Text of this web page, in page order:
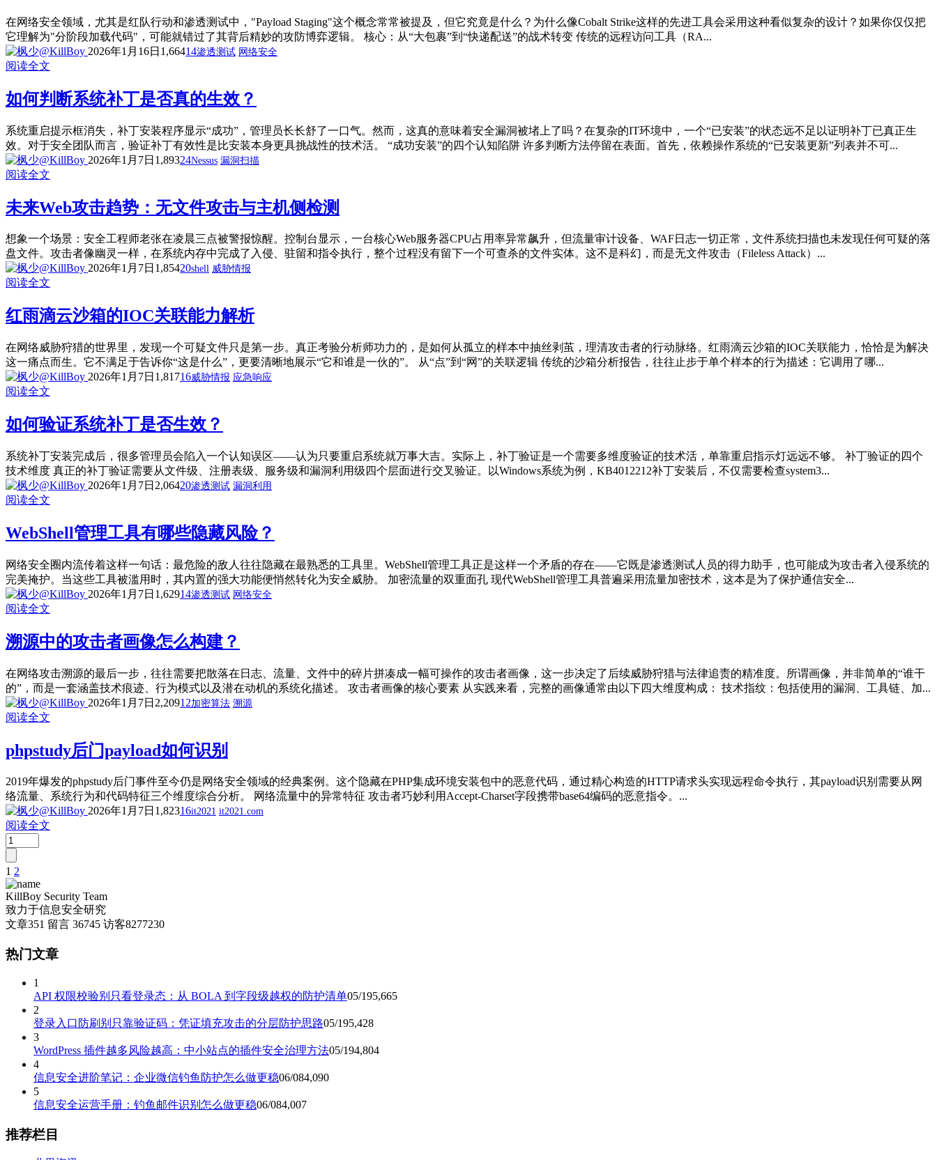
在网络安全领域，尤其是红队行动和渗透测试中，"Payload Staging"这个概念常常被提及，但它究竟是什么？为什么像Cobalt Strike这样的先进工具会采用这种看似复杂的设计？如果你仅仅把
它理解为"分阶段加载代码"，可能就错过了其背后精妙的攻防博弈逻辑。 核心：从“大包裹”到“快递配送”的战术转变 传统的远程访问工具（RA...
2026年1月16日 1,66414渗透测试 网络安全
阅读全文
如何判断系统补丁是否真的生效？
系统重启提示框消失，补丁安装程序显示“成功”，管理员长长舒了一口气。然而，这真的意味着安全漏洞被堵上了吗？在复杂的IT环境中，一个“已安装”的状态远不足以证明补丁已真正生
效。对于安全团队而言，验证补丁有效性是比安装本身更具挑战性的技术活。 “成功安装”的四个认知陷阱 许多判断方法停留在表面。首先，依赖操作系统的“已安装更新”列表并不可...
2026年1月7日 1,89324Nessus 漏洞扫描
阅读全文
未来Web攻击趋势：无文件攻击与主机侧检测
想象一个场景：安全工程师老张在凌晨三点被警报惊醒。控制台显示，一台核心Web服务器CPU占用率异常飙升，但流量审计设备、WAF日志一切正常，文件系统扫描也未发现任何可疑的落
盘文件。攻击者像幽灵一样，在系统内存中完成了入侵、驻留和指令执行，整个过程没有留下一个可查杀的文件实体。这不是科幻，而是无文件攻击（Fileless Attack）...
2026年1月7日 1,85420shell 威胁情报
阅读全文
红雨滴云沙箱的IOC关联能力解析
在网络威胁狩猎的世界里，发现一个可疑文件只是第一步。真正考验分析师功力的，是如何从孤立的样本中抽丝剥茧，理清攻击者的行动脉络。红雨滴云沙箱的IOC关联能力，恰恰是为解决
这一痛点而生。它不满足于告诉你“这是什么”，更要清晰地展示“它和谁是一伙的”。 从“点”到“网”的关联逻辑 传统的沙箱分析报告，往往止步于单个样本的行为描述：它调用了哪...
2026年1月7日 1,81716威胁情报 应急响应
阅读全文
如何验证系统补丁是否生效？
系统补丁安装完成后，很多管理员会陷入一个认知误区——认为只要重启系统就万事大吉。实际上，补丁验证是一个需要多维度验证的技术活，单靠重启指示灯远远不够。 补丁验证的四个
技术维度 真正的补丁验证需要从文件级、注册表级、服务级和漏洞利用级四个层面进行交叉验证。以Windows系统为例，KB4012212补丁安装后，不仅需要检查system3...
2026年1月7日 2,06420渗透测试 漏洞利用
阅读全文
WebShell管理工具有哪些隐藏风险？
网络安全圈内流传着这样一句话：最危险的敌人往往隐藏在最熟悉的工具里。WebShell管理工具正是这样一个矛盾的存在——它既是渗透测试人员的得力助手，也可能成为攻击者入侵系统的
完美掩护。当这些工具被滥用时，其内置的强大功能便悄然转化为安全威胁。 加密流量的双重面孔 现代WebShell管理工具普遍采用流量加密技术，这本是为了保护通信安全...
2026年1月7日 1,62914渗透测试 网络安全
阅读全文
溯源中的攻击者画像怎么构建？
在网络攻击溯源的最后一步，往往需要把散落在日志、流量、文件中的碎片拼凑成一幅可操作的攻击者画像，这一步决定了后续威胁狩猎与法律追责的精准度。所谓画像，并非简单的“谁干
的”，而是一套涵盖技术痕迹、行为模式以及潜在动机的系统化描述。 攻击者画像的核心要素 从实践来看，完整的画像通常由以下四大维度构成： 技术指纹：包括使用的漏洞、工具链、加...
2026年1月7日 2,20912加密算法 溯源
阅读全文
phpstudy后门payload如何识别
2019年爆发的phpstudy后门事件至今仍是网络安全领域的经典案例。这个隐藏在PHP集成环境安装包中的恶意代码，通过精心构造的HTTP请求头实现远程命令执行，其payload识别需要从网
络流量、系统行为和代码特征三个维度综合分析。 网络流量中的异常特征 攻击者巧妙利用Accept-Charset字段携带base64编码的恶意指令。...
2026年1月7日 1,82316it2021 it2021.com
阅读全文
文
章
分
页
1 2
KillBoy Security Team
致力于信息安全研究
文章351 留言 36745 访客8277230
热门文章
1
API 权限校验别只看登录态：从 BOLA 到字段级越权的防护清单05/195,665
2
登录入口防刷别只靠验证码：凭证填充攻击的分层防护思路05/195,428
3
WordPress 插件越多风险越高：中小站点的插件安全治理方法05/194,804
4
信息安全进阶笔记：企业微信钓鱼防护怎么做更稳06/084,090
5
信息安全运营手册：钓鱼邮件识别怎么做更稳06/084,007
推荐栏目